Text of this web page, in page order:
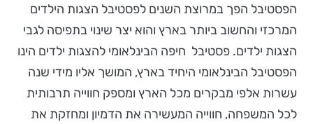
הפסטיבל הפך במרוצת השנים לפסטיבל הצגות הילדים
המרכזי והחשוב ביותר בארץ והוא יצר שינוי בתפיסה לגבי
הצגות ילדים. פסטיבל חיפה הבינלאומי להצגות ילדים הינו
הפסטיבל הבינלאומי היחיד בארץ, המושך אליו מידי שנה
עשרות אלפי מבקרים מכל הארץ ומספק חווייה תרבותית
לכל המשפחה, חווייה המעשירה את הדמיון ומחזקת את